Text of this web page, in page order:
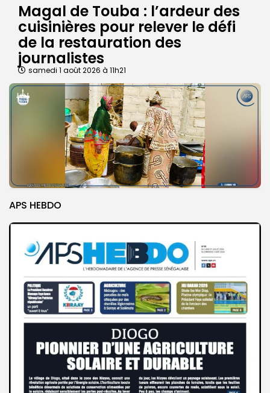
Magal de Touba : l’ardeur des
cuisinières pour relever le défi
de la restauration des
journalistes
samedi 1 août 2026 à 11h21
APS HEBDO